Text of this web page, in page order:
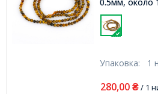
Упаковка: 1
280,00 ₴/ 1